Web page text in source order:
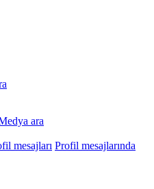
ara
mesajları Profil mesajlarında